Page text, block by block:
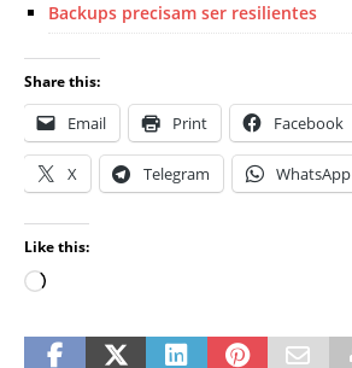
Backups precisam ser resilientes
Share this:
Email Print Facebook
X Telegram WhatsApp
Like this: